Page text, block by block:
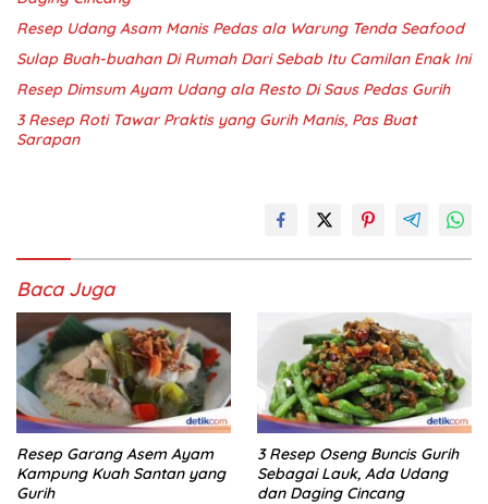
Resep Udang Asam Manis Pedas ala Warung Tenda Seafood
Sulap Buah-buahan Di Rumah Dari Sebab Itu Camilan Enak Ini
Resep Dimsum Ayam Udang ala Resto Di Saus Pedas Gurih
3 Resep Roti Tawar Praktis yang Gurih Manis, Pas Buat
Sarapan
Baca Juga
Resep Garang Asem Ayam
Kampung Kuah Santan yang
Gurih
3 Resep Oseng Buncis Gurih
Sebagai Lauk, Ada Udang
dan Daging Cincang